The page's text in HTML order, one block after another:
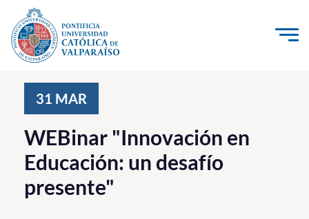
Click acá para ir directamente al contenido
Investigación, Creación e Innovación
PUCV Internacional
Vinculación con el Medio
31 MAR
WEBinar "Innovación en
Educación: un desafío
presente"